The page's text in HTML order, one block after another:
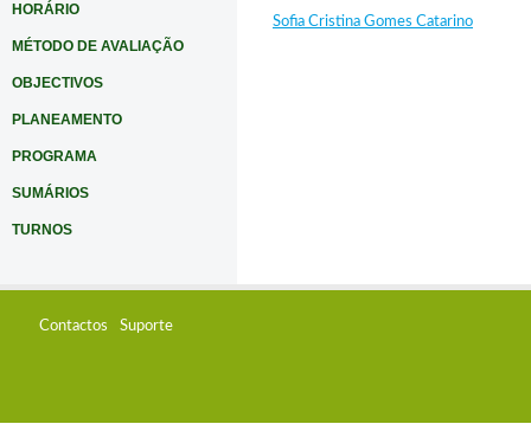
HORÁRIO
MÉTODO DE AVALIAÇÃO
OBJECTIVOS
PLANEAMENTO
PROGRAMA
SUMÁRIOS
TURNOS
Sofia Cristina Gomes Catarino
Contactos Suporte